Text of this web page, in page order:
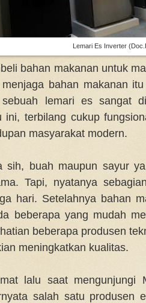
Lemari Es Inverter
bahan makanan untuk
bahan makanan
lemari es sangat
ini, terbilang cukup
masyarakat modern.
sih, buah maupun sayur
Tapi, nyatanya
hari. Setelahnya bahan
beberapa yang mudah
beberapa produsen
meningkatkan kualitas.
lalu saat mengunjungi
salah satu produsen